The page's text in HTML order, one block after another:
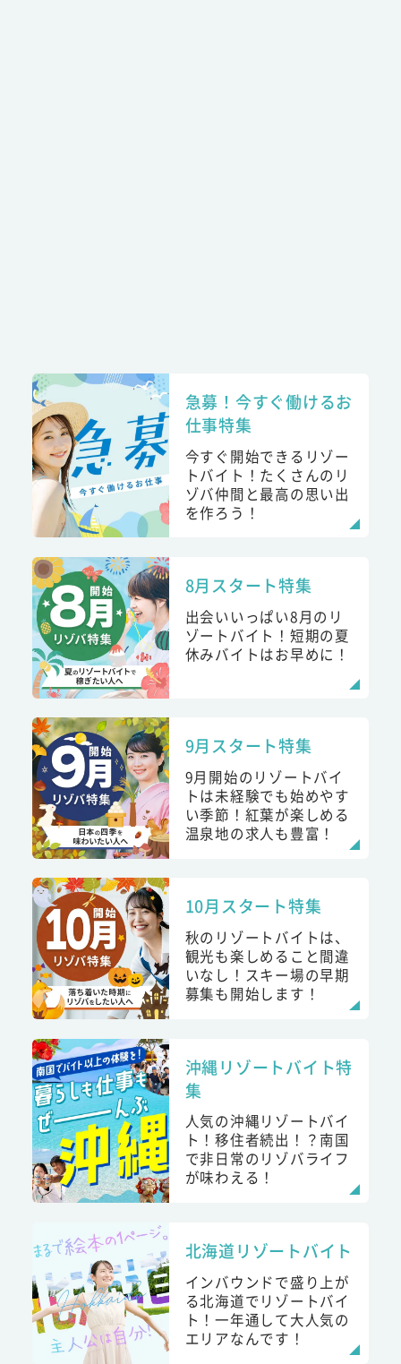
急募！今すぐ働けるお
仕事特集
今すぐ開始できるリゾー
トバイト！たくさんのリ
ゾバ仲間と最高の思い出
を作ろう！
8月スタート特集
出会いいっぱい8月のリ
ゾートバイト！短期の夏
休みバイトはお早めに！
9月スタート特集
9月開始のリゾートバイ
トは未経験でも始めやす
い季節！紅葉が楽しめる
温泉地の求人も豊富！
10月スタート特集
秋のリゾートバイトは、
観光も楽しめること間違
いなし！スキー場の早期
募集も開始します！
沖縄リゾートバイト特
集
人気の沖縄リゾートバイ
ト！移住者続出！？南国
で非日常のリゾバライフ
が味わえる！
北海道リゾートバイト
インバウンドで盛り上が
る北海道でリゾートバイ
ト！一年通して大人気の
エリアなんです！